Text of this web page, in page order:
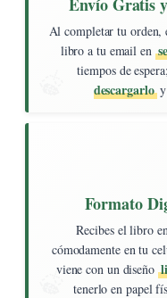
Al completar tu orden,
libro a tu email en
tiempos de
descargarloy
Formato
Recibes el libro
cómodamente en tu
viene con un diseño
tenerlo en papel